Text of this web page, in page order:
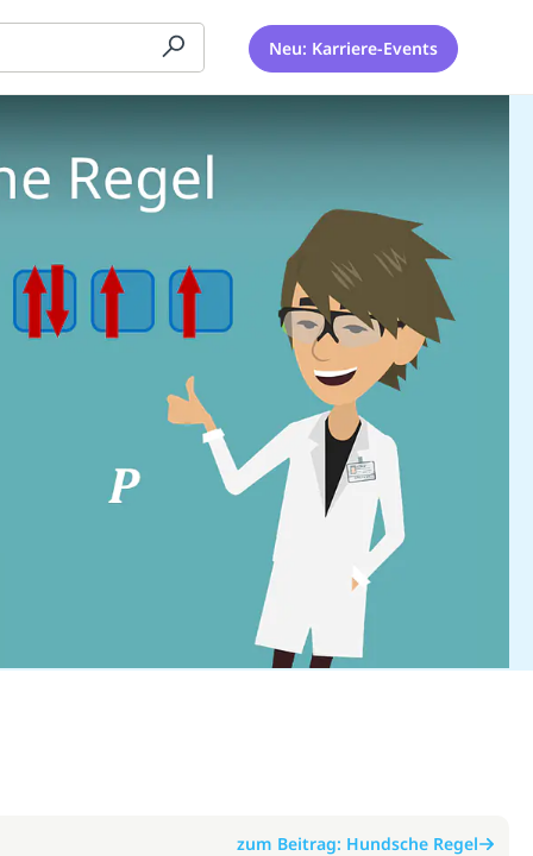
Neu: Karriere-Events
zum Beitrag: Hundsche Regel